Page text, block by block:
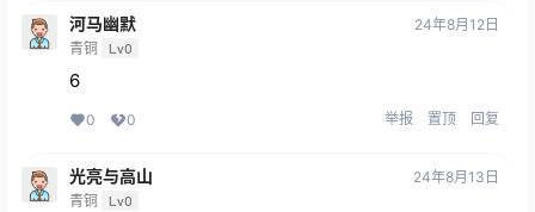
河马幽默
青铜 Lv0
24年8月12日
6
0 0 举报 置顶 回复
光亮与高山
青铜 Lv0
24年8月13日